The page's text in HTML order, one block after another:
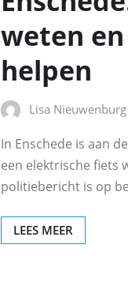
weten
helpen
Lisa Nieuwenburg
In Enschede is aan
een elektrische fiets
politiebericht is op
LEES MEER